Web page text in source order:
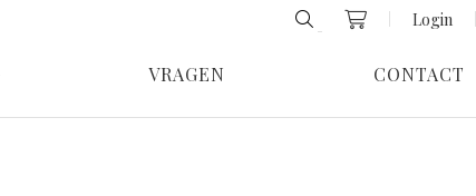
Login
VRAGEN CONTACT